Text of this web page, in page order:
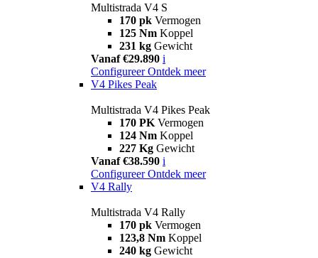
Multistrada V4 S
170 pk Vermogen
125 Nm Koppel
231 kg Gewicht
Vanaf €29.890 i
Configureer Ontdek meer
V4 Pikes Peak
Multistrada V4 Pikes Peak
170 PK Vermogen
124 Nm Koppel
227 Kg Gewicht
Vanaf €38.590 i
Configureer Ontdek meer
V4 Rally
Multistrada V4 Rally
170 pk Vermogen
123,8 Nm Koppel
240 kg Gewicht